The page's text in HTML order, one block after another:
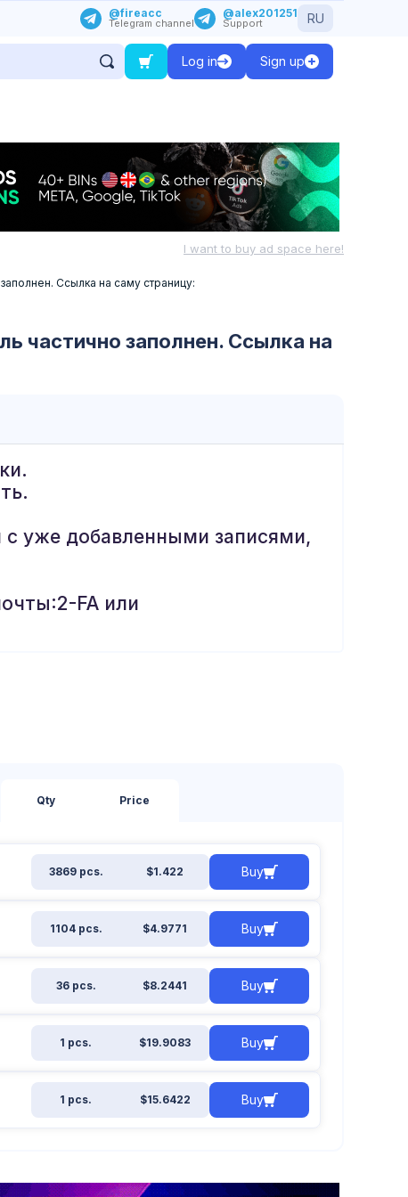
@fireacc
Telegram channel
@alex201251
Support RU
Log in Sign up
I want to buy ad space here!
Ссылка на саму страницу:
частично заполнен. Ссылка на
с уже добавленными записями,
FA или
Qty Price
3869 pcs. $1.422 Buy
1104 pcs. $4.9771 Buy
36 pcs. $8.2441 Buy
1 pcs. $19.9083 Buy
1 pcs. $15.6422 Buy